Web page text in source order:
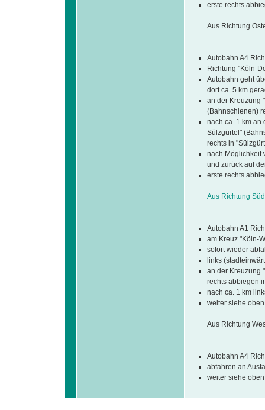
erste rechts
Aus Richtung
Autobahn A4
Richtung "Köln-
Autobahn geht
dort ca. 5 km
an der Kreuzung
(Bahnschienen)
nach ca. 1 km an
Sülzgürtel"
rechts in
nach Möglichkeit
und zurück auf
erste rechts
Aus Richtung
Autobahn A1
am Kreuz "Köln-
sofort wieder
links
an der Kreuzung
rechts abbiegen
nach ca. 1 km
weiter siehe
Aus Richtung
Autobahn A4
abfahren an
weiter siehe